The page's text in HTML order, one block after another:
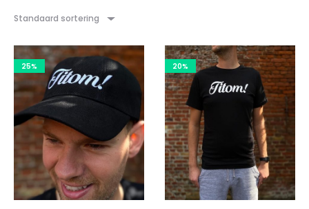
Standaard sortering
25% 20%